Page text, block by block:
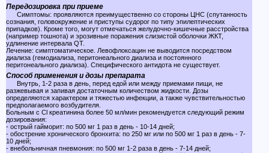
Передозировка при приеме
Симптомы: проявляются преимущественно со стороны ЦНС (спутанность
сознания, головокружение и приступы судорог по типу эпилептических
припадков). Кроме того, могут отмечаться желудочно-кишечные расстройства
(например тошнота) и эрозивные поражения слизистой оболочки ЖКТ,
удлинение интервала QT.
Лечение: симптоматическое. Левофлоксацин не выводится посредством
диализа (гемодиализа, перитонеального диализа и постоянного
перитонеального диализа). Специфического антидота не существует.
Способ применения и дозы препарата
Внутрь, 1-2 раза в день, перед едой или между приемами пищи, не
разжевывая и запивая достаточным количеством жидкости. Дозы
определяются характером и тяжестью инфекции, а также чувствительностью
предполагаемого возбудителя.
Больным с Cl креатинина более 50 мл/мин рекомендуется следующий режим
дозирования:
- острый гайморит: по 500 мг 1 раз в день - 10-14 дней;
- обострение хронического бронхита: по 250 мг или по 500 мг 1 раз в день - 7-
10 дней;
- внебольничная пневмония: по 500 мг 1-2 раза в день - 7-14 дней;